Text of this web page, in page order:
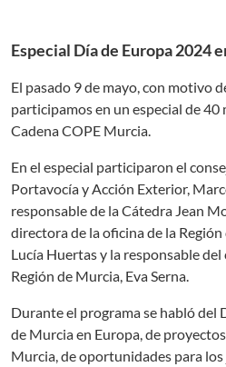
Especial Día de Europa 2024
El pasado 9 de mayo, con motivo
participamos en un especial de
Cadena COPE Murcia.
En el especial participaron el
Portavocía y Acción Exterior,
responsable de la Cátedra Jean
directora de la oficina de la Región
Lucía Huertas y la responsable
Región de Murcia, Eva Serna.
Durante el programa se habló del
de Murcia en Europa, de
Murcia, de oportunidades para